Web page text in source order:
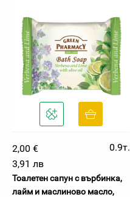
2,00 €
0.9т.
3,91 лв
Тоалетен сапун с върбинка,
лайм и маслиново масло,